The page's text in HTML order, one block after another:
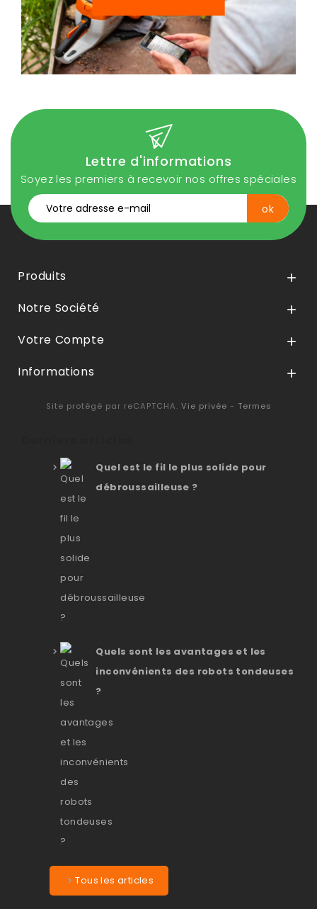
Lettre d'informations
Soyez les premiers à recevoir nos offres spéciales
Produits 
Notre Société 
Votre Compte 
Informations 
Site protégé par reCAPTCHA. Vie privée - Termes
Quel est le fil le plus solide pour
débroussailleuse ?
Quels sont les avantages et les
inconvénients des robots tondeuses
?
Tous les articles